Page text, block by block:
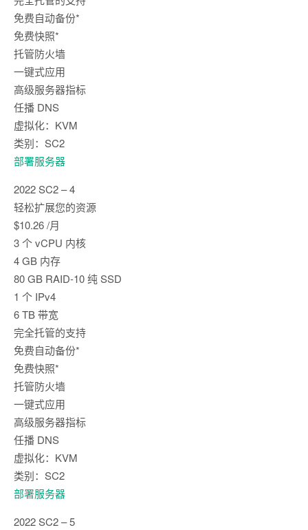
免费自动备份*
免费快照*
托管防火墙
一键式应用
高级服务器指标
任播 DNS
虚拟化：KVM
类别：SC2
部署服务器
2022 SC2 – 4
轻松扩展您的资源
$10.26 /月
3 个 vCPU 内核
4 GB 内存
80 GB RAID-10 纯 SSD
1 个 IPv4
6 TB 带宽
完全托管的支持
免费自动备份*
免费快照*
托管防火墙
一键式应用
高级服务器指标
任播 DNS
虚拟化：KVM
类别：SC2
部署服务器
2022 SC2 – 5